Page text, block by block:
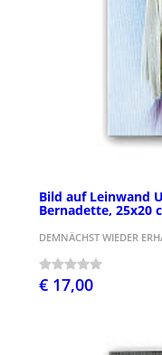
Bild auf Leinwand
Bernadette, 25x20
DEMNÄCHST WIEDER
€ 17,00